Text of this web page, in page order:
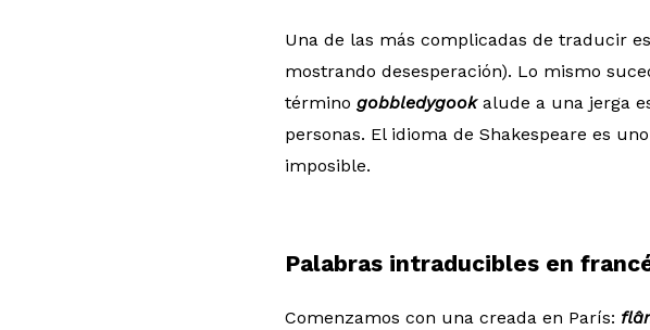
Una de las más complicadas de traducir es
mostrando desesperación). Lo mismo
término gobbledygook alude a una jerga
personas. El idioma de Shakespeare es
imposible.
Palabras intraducibles en
Comenzamos con una creada en París: f